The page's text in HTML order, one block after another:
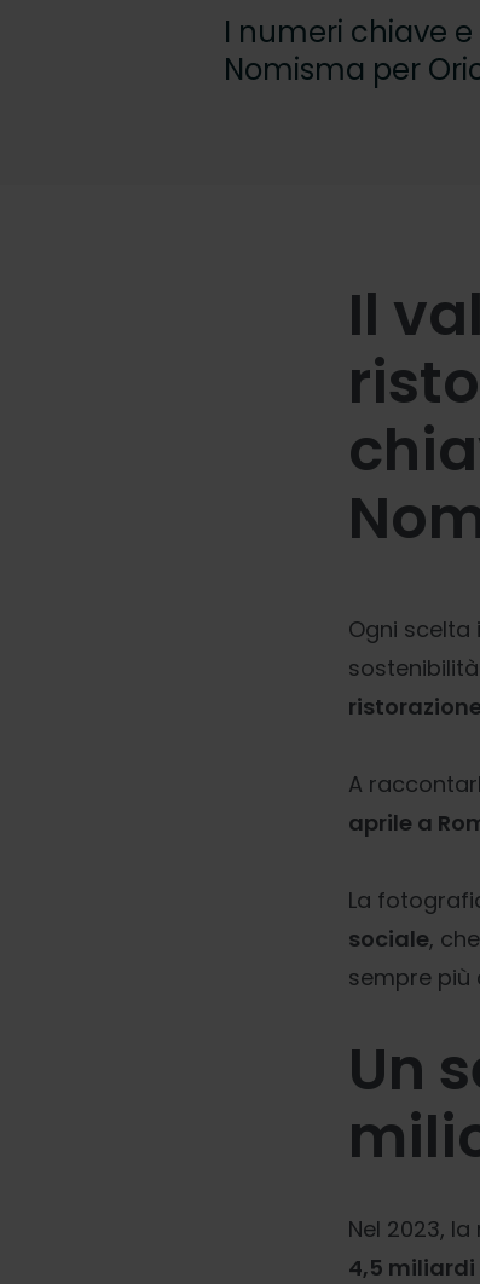
I numeri chiave
Nomisma per
Il
Ogni
A
aprile a
La
sociale,
sempre più
Un
Nel 2023,
4,5 miliardi